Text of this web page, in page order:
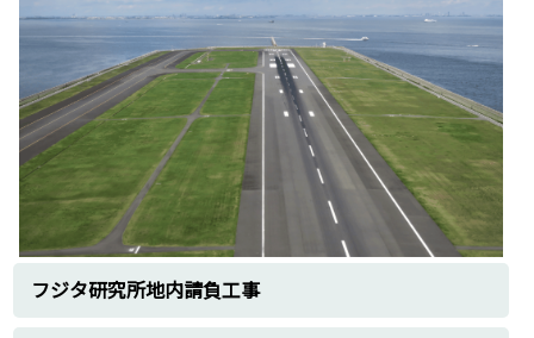
フジタ研究所地内請負工事